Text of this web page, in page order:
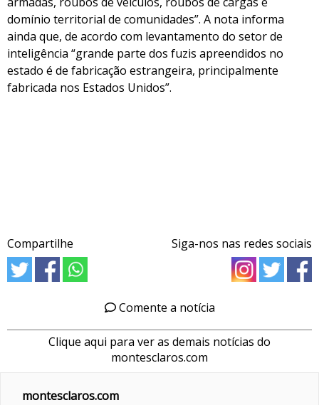
domínio territorial de comunidades”. A nota informa
ainda que, de acordo com levantamento do setor de
inteligência “grande parte dos fuzis apreendidos no
estado é de fabricação estrangeira, principalmente
fabricada nos Estados Unidos”.
Compartilhe Siga-nos nas redes sociais
Comente a notícia
Clique aqui para ver as demais notícias do
montesclaros.com
montesclaros.com